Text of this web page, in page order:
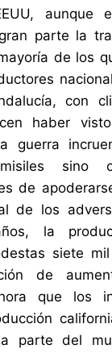
aunque
parte la
de los
con
haber
guerra
sino
de
de los
la
siete
de
que los
parte del